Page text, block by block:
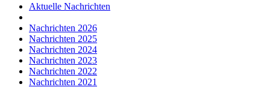
Aktuelle Nachrichten
Nachrichten 2026
Nachrichten 2025
Nachrichten 2024
Nachrichten 2023
Nachrichten 2022
Nachrichten 2021